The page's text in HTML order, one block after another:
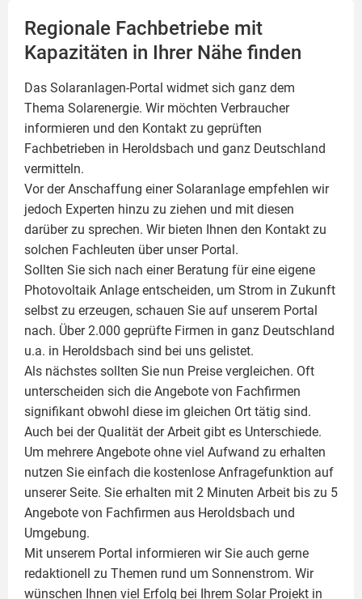
Regionale Fachbetriebe mit
Kapazitäten in Ihrer Nähe finden
Das Solaranlagen-Portal widmet sich ganz dem
Thema Solarenergie. Wir möchten Verbraucher
informieren und den Kontakt zu geprüften
Fachbetrieben in Heroldsbach und ganz Deutschland
vermitteln.
Vor der Anschaffung einer Solaranlage empfehlen wir
jedoch Experten hinzu zu ziehen und mit diesen
darüber zu sprechen. Wir bieten Ihnen den Kontakt zu
solchen Fachleuten über unser Portal.
Sollten Sie sich nach einer Beratung für eine eigene
Photovoltaik Anlage entscheiden, um Strom in Zukunft
selbst zu erzeugen, schauen Sie auf unserem Portal
nach. Über 2.000 geprüfte Firmen in ganz Deutschland
u.a. in Heroldsbach sind bei uns gelistet.
Als nächstes sollten Sie nun Preise vergleichen. Oft
unterscheiden sich die Angebote von Fachfirmen
signifikant obwohl diese im gleichen Ort tätig sind.
Auch bei der Qualität der Arbeit gibt es Unterschiede.
Um mehrere Angebote ohne viel Aufwand zu erhalten
nutzen Sie einfach die kostenlose Anfragefunktion auf
unserer Seite. Sie erhalten mit 2 Minuten Arbeit bis zu 5
Angebote von Fachfirmen aus Heroldsbach und
Umgebung.
Mit unserem Portal informieren wir Sie auch gerne
redaktionell zu Themen rund um Sonnenstrom. Wir
wünschen Ihnen viel Erfolg bei Ihrem Solar Projekt in